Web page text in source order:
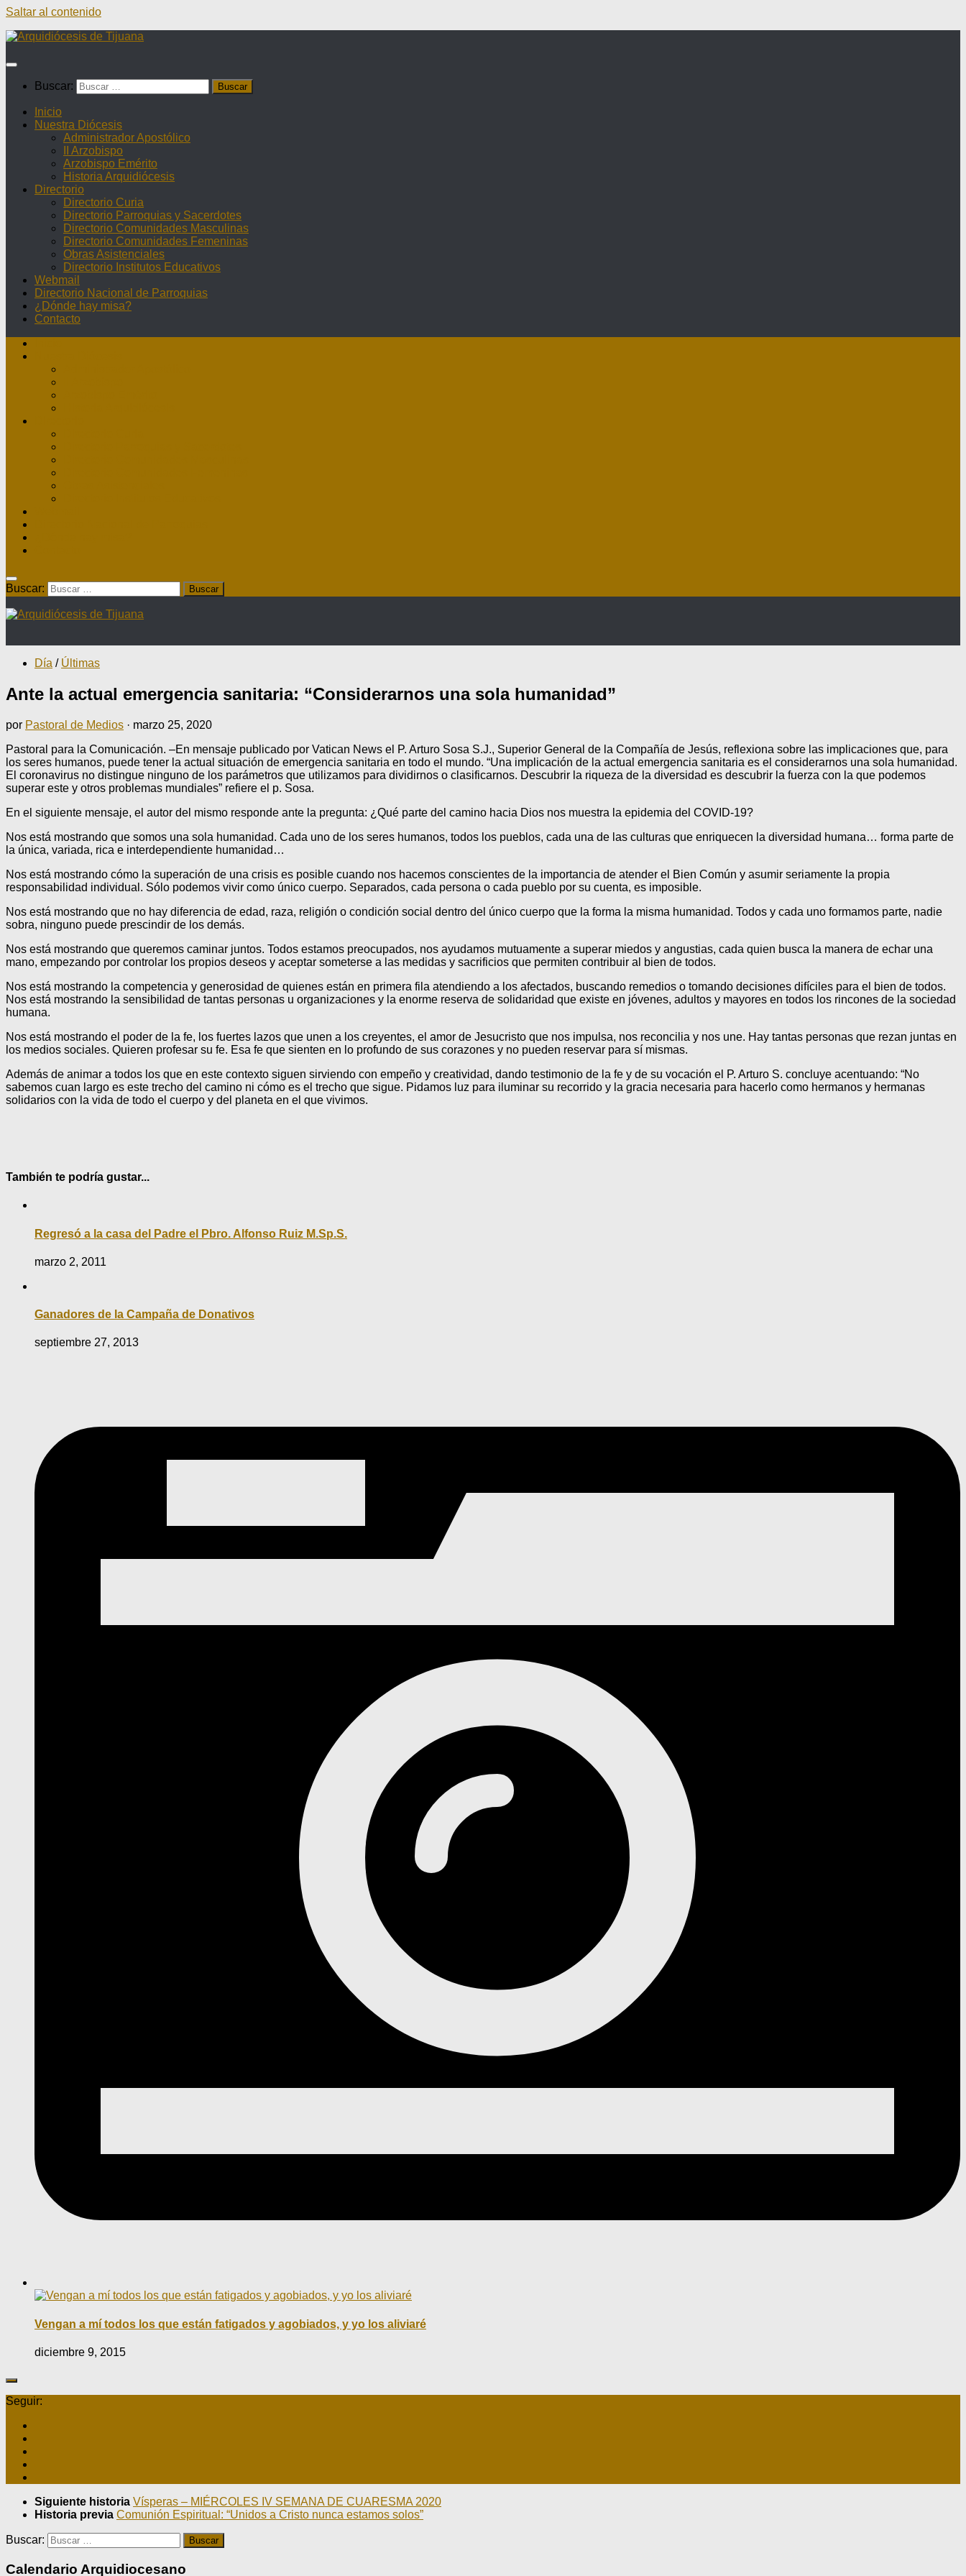
Saltar al contenido
Buscar:
Inicio
Nuestra Diócesis
Administrador Apostólico
II Arzobispo
Arzobispo Emérito
Historia Arquidiócesis
Directorio
Directorio Curia
Directorio Parroquias y Sacerdotes
Directorio Comunidades Masculinas
Directorio Comunidades Femeninas
Obras Asistenciales
Directorio Institutos Educativos
Webmail
Directorio Nacional de Parroquias
¿Dónde hay misa?
Contacto
Buscar:
Día / Últimas
Ante la actual emergencia sanitaria: “Considerarnos una sola humanidad”
por Pastoral de Medios · marzo 25, 2020
Pastoral para la Comunicación. –En mensaje publicado por Vatican News el P. Arturo Sosa S.J., Superior General de la Compañía de Jesús, reflexiona sobre las implicaciones que, para
los seres humanos, puede tener la actual situación de emergencia sanitaria en todo el mundo. “Una implicación de la actual emergencia sanitaria es el considerarnos una sola humanidad.
El coronavirus no distingue ninguno de los parámetros que utilizamos para dividirnos o clasificarnos. Descubrir la riqueza de la diversidad es descubrir la fuerza con la que podemos
superar este y otros problemas mundiales” refiere el p. Sosa.
En el siguiente mensaje, el autor del mismo responde ante la pregunta: ¿Qué parte del camino hacia Dios nos muestra la epidemia del COVID-19?
Nos está mostrando que somos una sola humanidad. Cada uno de los seres humanos, todos los pueblos, cada una de las culturas que enriquecen la diversidad humana… forma parte de
la única, variada, rica e interdependiente humanidad…
Nos está mostrando cómo la superación de una crisis es posible cuando nos hacemos conscientes de la importancia de atender el Bien Común y asumir seriamente la propia
responsabilidad individual. Sólo podemos vivir como único cuerpo. Separados, cada persona o cada pueblo por su cuenta, es imposible.
Nos está mostrando que no hay diferencia de edad, raza, religión o condición social dentro del único cuerpo que la forma la misma humanidad. Todos y cada uno formamos parte, nadie
sobra, ninguno puede prescindir de los demás.
Nos está mostrando que queremos caminar juntos. Todos estamos preocupados, nos ayudamos mutuamente a superar miedos y angustias, cada quien busca la manera de echar una
mano, empezando por controlar los propios deseos y aceptar someterse a las medidas y sacrificios que permiten contribuir al bien de todos.
Nos está mostrando la competencia y generosidad de quienes están en primera fila atendiendo a los afectados, buscando remedios o tomando decisiones difíciles para el bien de todos.
Nos está mostrando la sensibilidad de tantas personas u organizaciones y la enorme reserva de solidaridad que existe en jóvenes, adultos y mayores en todos los rincones de la sociedad
humana.
Nos está mostrando el poder de la fe, los fuertes lazos que unen a los creyentes, el amor de Jesucristo que nos impulsa, nos reconcilia y nos une. Hay tantas personas que rezan juntas en
los medios sociales. Quieren profesar su fe. Esa fe que sienten en lo profundo de sus corazones y no pueden reservar para sí mismas.
Además de animar a todos los que en este contexto siguen sirviendo con empeño y creatividad, dando testimonio de la fe y de su vocación el P. Arturo S. concluye acentuando: “No
sabemos cuan largo es este trecho del camino ni cómo es el trecho que sigue. Pidamos luz para iluminar su recorrido y la gracia necesaria para hacerlo como hermanos y hermanas
solidarios con la vida de todo el cuerpo y del planeta en el que vivimos.
También te podría gustar...
Regresó a la casa del Padre el Pbro. Alfonso Ruiz M.Sp.S.
marzo 2, 2011
Ganadores de la Campaña de Donativos
septiembre 27, 2013
Vengan a mí todos los que están fatigados y agobiados, y yo los aliviaré
diciembre 9, 2015
Seguir:
Siguiente historia Vísperas – MIÉRCOLES IV SEMANA DE CUARESMA 2020
Historia previa Comunión Espiritual: “Unidos a Cristo nunca estamos solos”
Buscar:
Calendario Arquidiocesano